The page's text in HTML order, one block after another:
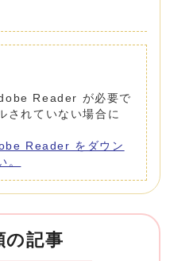
Reader が必要で
されていない場合に
Reader をダウン
。
の記事